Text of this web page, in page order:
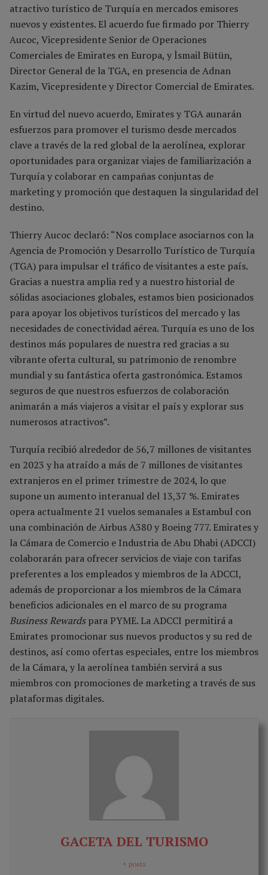
atractivo turístico de Turquía en mercados emisores
nuevos y existentes. El acuerdo fue firmado por Thierry
Aucoc, Vicepresidente Senior de Operaciones
Comerciales de Emirates en Europa, y İsmail Bütün,
Director General de la TGA, en presencia de Adnan
Kazim, Vicepresidente y Director Comercial de Emirates.
En virtud del nuevo acuerdo, Emirates y TGA aunarán
esfuerzos para promover el turismo desde mercados
clave a través de la red global de la aerolínea, explorar
oportunidades para organizar viajes de familiarización a
Turquía y colaborar en campañas conjuntas de
marketing y promoción que destaquen la singularidad del
destino.
Thierry Aucoc declaró: “Nos complace asociarnos con la
Agencia de Promoción y Desarrollo Turístico de Turquía
(TGA) para impulsar el tráfico de visitantes a este país.
Gracias a nuestra amplia red y a nuestro historial de
sólidas asociaciones globales, estamos bien posicionados
para apoyar los objetivos turísticos del mercado y las
necesidades de conectividad aérea. Turquía es uno de los
destinos más populares de nuestra red gracias a su
vibrante oferta cultural, su patrimonio de renombre
mundial y su fantástica oferta gastronómica. Estamos
seguros de que nuestros esfuerzos de colaboración
animarán a más viajeros a visitar el país y explorar sus
numerosos atractivos”.
Turquía recibió alrededor de 56,7 millones de visitantes
en 2023 y ha atraído a más de 7 millones de visitantes
extranjeros en el primer trimestre de 2024, lo que
supone un aumento interanual del 13,37 %. Emirates
opera actualmente 21 vuelos semanales a Estambul con
una combinación de Airbus A380 y Boeing 777. Emirates y
la Cámara de Comercio e Industria de Abu Dhabi (ADCCI)
colaborarán para ofrecer servicios de viaje con tarifas
preferentes a los empleados y miembros de la ADCCI,
además de proporcionar a los miembros de la Cámara
beneficios adicionales en el marco de su programa
Business Rewardspara PYME. La ADCCI permitirá a
Emirates promocionar sus nuevos productos y su red de
destinos, así como ofertas especiales, entre los miembros
de la Cámara, y la aerolínea también servirá a sus
miembros con promociones de marketing a través de sus
plataformas digitales.
GACETA DEL TURISMO
+ posts